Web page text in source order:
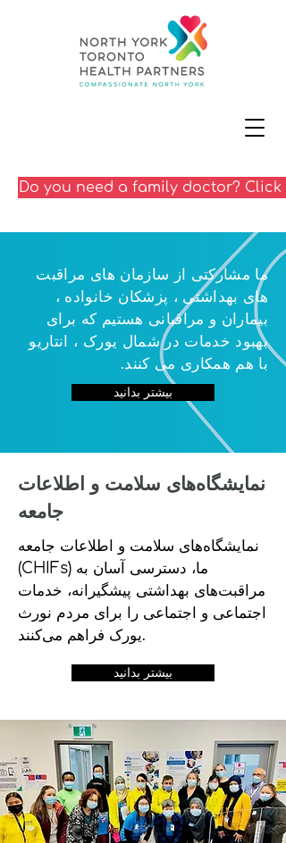
Do you need a family doctor? Click
ما مشارکتی از سازمان های مراقبت
های بهداشتی ، پزشکان خانواده ،
بیماران و مراقبانی هستیم که برای
بهبود خدمات در شمال یورک ، انتاریو
با هم همکاری می کنند.
بیشتر بدانید
نمایشگاه‌های سلامت و اطلاعات
جامعه
نمایشگاه‌های سلامت و اطلاعات جامعه
(CHIFs) ما، دسترسی آسان به
مراقبت‌های بهداشتی پیشگیرانه، خدمات
اجتماعی و اجتماعی را برای مردم نورث
یورک فراهم می‌کنند.
بیشتر بدانید